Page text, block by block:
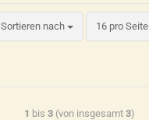
Sortieren nach 16 pro Seite
1 bis 3 (von insgesamt 3)